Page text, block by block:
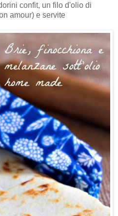
confit, un filo d'olio di
amour) e servite